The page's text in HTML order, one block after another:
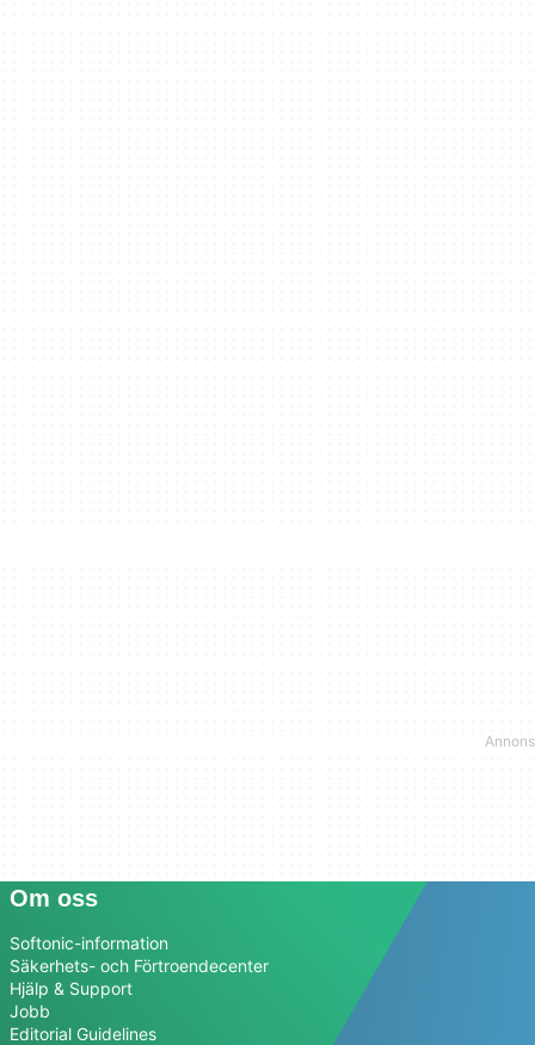
Om oss
Softonic-information
Säkerhets- och Förtroendecenter
Hjälp & Support
Jobb
Editorial Guidelines